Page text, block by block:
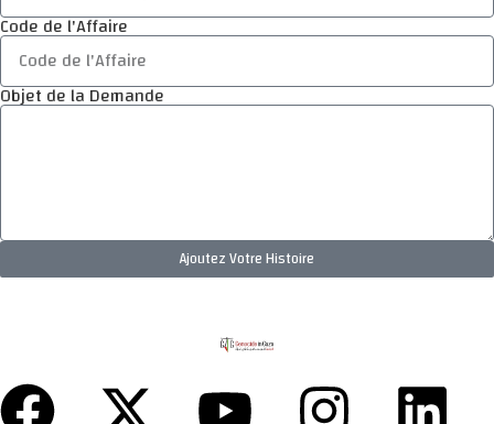
Code de l'Affaire
Objet de la Demande
Ajoutez Votre Histoire